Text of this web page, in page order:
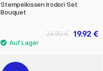
Stempelkissen Irodori Set
Bouquet
19.92 €
24.90 €